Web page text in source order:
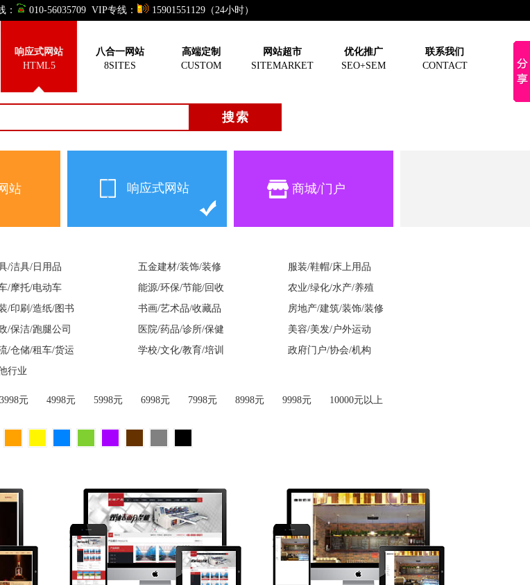
： 010-56035709 VIP专线： 15901551129（24小时）
响应式网站
HTML5
八合一网站
8SITES
高端定制
CUSTOM
网站超市
SITEMARKET
优化推广
SEO+SEM
联系我们
CONTACT
响应式网站
订购和演示一样的网站产品，感恩价格套餐优惠进行中，快快抢购吧!
站 响应式网站 商城/门户
/洁具/日用品 五金建材/装饰/装修
服装/鞋帽/床上用品
/摩托/电动车 能源/环保/节能/回收
农业/绿化/水产/养殖
/印刷/造纸/图书 书画/艺术品/收藏品
房地产/建筑/装饰/装修
/保洁/跑腿公司 医院/药品/诊所/保健
美容/美发/户外运动
/仓储/租车/货运 学校/文化/教育/培训
政府门户/协会/机构
行业
3998元 4998元 5998元 6998元 7998元 8998元 9998元 10000元以上